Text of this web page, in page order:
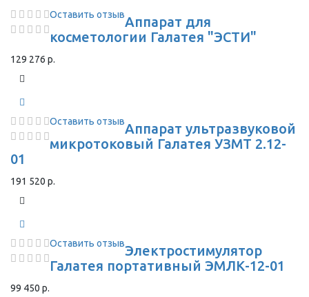
Оставить отзывАппарат для
косметологии Галатея "ЭСТИ"
129 276 р.
Оставить отзывАппарат ультразвуковой
микротоковый Галатея УЗМТ 2.12-
01
191 520 р.
Оставить отзывЭлектростимулятор
Галатея портативный ЭМЛК-12-01
99 450 р.